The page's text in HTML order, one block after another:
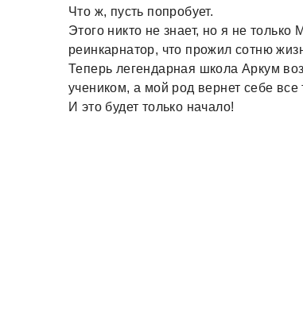
Что ж, пусть попробует.
Этого никто не знает, но я не
реинкарнатор, что прожил сотню
Теперь легендарная школа Аркум
учеником, а мой род вернет себе все
И это будет только начало!